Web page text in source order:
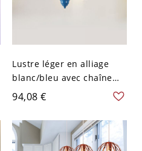
Lustre léger en alliage
blanc/bleu avec chaîne
réglable - 110 V-120 V
Bleu 3
94,08 €